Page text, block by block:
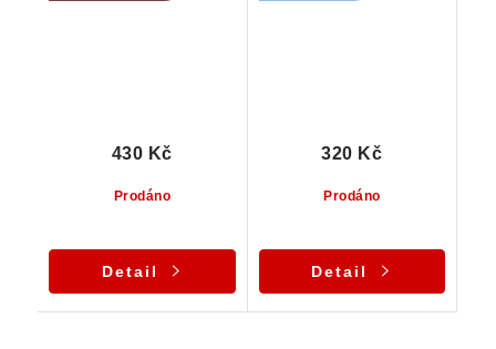
Prodáno
430 Kč
Detail
Prodáno
320 Kč
Detail